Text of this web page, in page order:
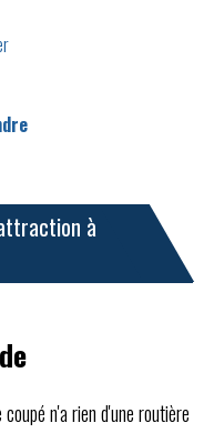
à
n'a rien d'une routière